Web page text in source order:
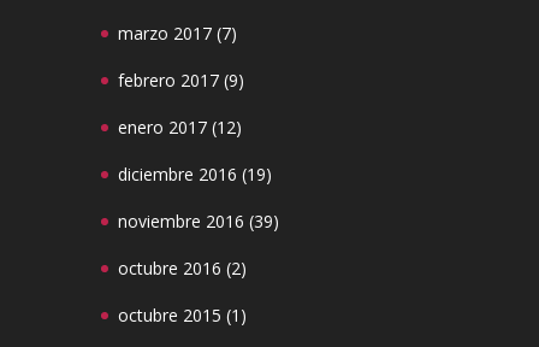
marzo 2017 (7)
febrero 2017 (9)
enero 2017 (12)
diciembre 2016 (19)
noviembre 2016 (39)
octubre 2016 (2)
octubre 2015 (1)